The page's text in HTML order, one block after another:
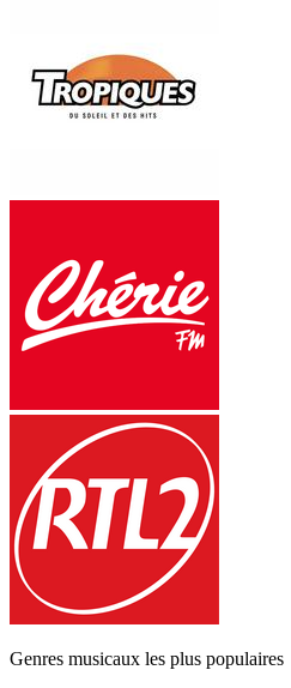
Genres musicaux les plus populaires